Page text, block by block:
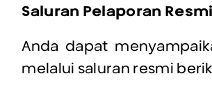
Saluran Pelaporan Resmi
Anda dapat
melalui saluran resmi